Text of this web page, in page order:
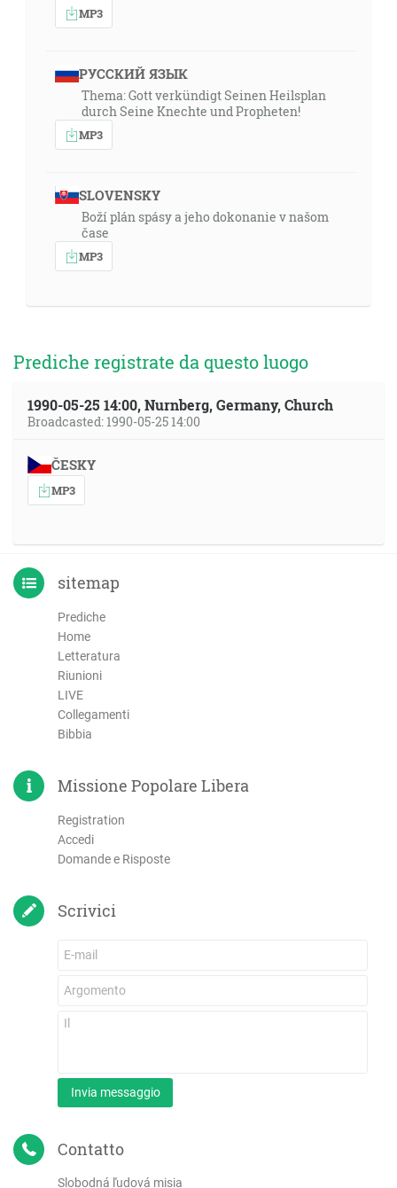
MP3
РУССКИЙ ЯЗЫК
Thema: Gott verkündigt Seinen Heilsplan
durch Seine Knechte und Propheten!
MP3
SLOVENSKY
Boží plán spásy a jeho dokonanie v našom
čase
MP3
Prediche registrate da questo luogo
1990-05-25 14:00, Nurnberg, Germany, Church
Broadcasted: 1990-05-25 14:00
ČESKY
MP3
sitemap
Prediche
Home
Letteratura
Riunioni
LIVE
Collegamenti
Bibbia
Missione Popolare Libera
Registration
Accedi
Domande e Risposte
Scrivici
Invia messaggio
Contatto
Slobodná ľudová misia